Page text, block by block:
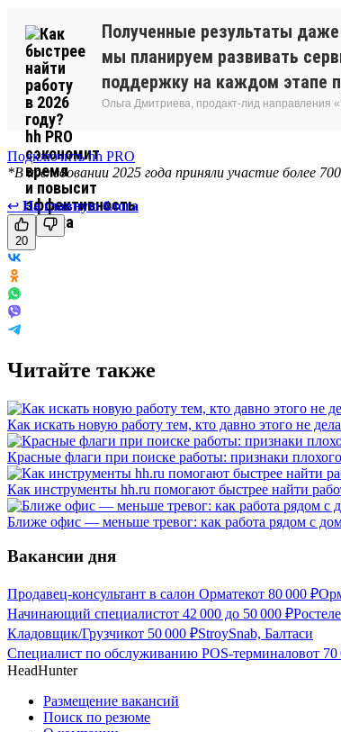
Полученные результаты
мы планируем развивать
поддержку на каждом этапе
Ольга Дмитриева, продакт-лид направления
Подключить hh PRO
*В исследовании 2025 года приняли участие более
↩ На главную блога
20
Читайте также
Как искать новую работу тем, кто давно этого не
Красные флаги при поиске работы: признаки плохого
Как инструменты hh.ru помогают быстрее найти
Ближе офис — меньше тревог: как работа рядом с
Вакансии дня
Продавец-консультант в салон Орматекот 80 000 ₽
Начинающий специалистот 42 000 до 50 000 ₽
Кладовщик/Грузчикот 50 000 ₽StroySnab, Балтаси
Специалист по обслуживанию POS-терминаловот 70
HeadHunter
Размещение вакансий
Поиск по резюме